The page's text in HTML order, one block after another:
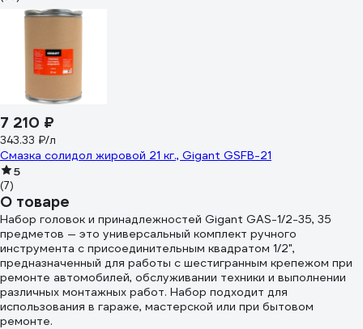
7 210 ₽
343.33 ₽/л
Смазка солидол жировой 21 кг., Gigant GSFB-21
5
(7)
О товаре
Набор головок и принадлежностей Gigant GAS-1/2-35, 35
предметов — это универсальный комплект ручного
инструмента с присоединительным квадратом 1/2",
предназначенный для работы с шестигранным крепежом при
ремонте автомобилей, обслуживании техники и выполнении
различных монтажных работ. Набор подходит для
использования в гараже, мастерской или при бытовом
ремонте.